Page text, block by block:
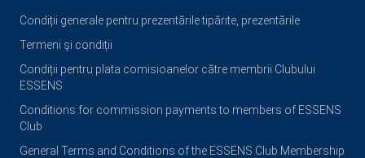
Condiții generale pentru prezentările tipărite, prezentările
Termeni și condiții
Condiții pentru plata comisioanelor către membrii Clubului
ESSENS
Conditions for commission payments to members of ESSENS
Club
General Terms and Conditions of the ESSENS Club Membership